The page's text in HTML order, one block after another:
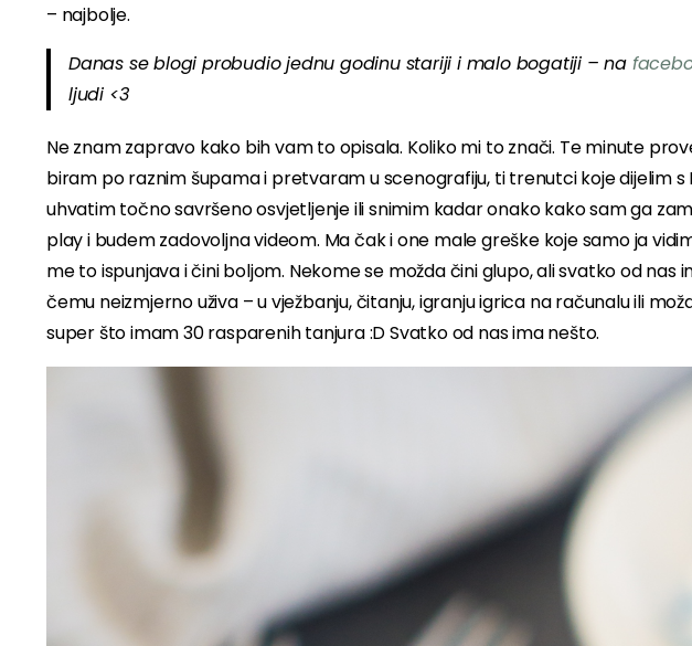
– najbolje.
Danas se blogi probudio jednu godinu stariji i malo bogatiji – na
ljudi <3
Ne znam zapravo kako bih vam to opisala. Koliko mi to znači. Te minute
biram po raznim šupama i pretvaram u scenografiju, ti trenutci koje dijelim s
uhvatim točno savršeno osvjetljenje ili snimim kadar onako kako sam ga
play i budem zadovoljna videom. Ma čak i one male greške koje samo ja
me to ispunjava i čini boljom. Nekome se možda čini glupo, ali svatko od
čemu neizmjerno uživa – u vježbanju, čitanju, igranju igrica na računalu ili
super što imam 30 rasparenih tanjura :D Svatko od nas ima nešto.